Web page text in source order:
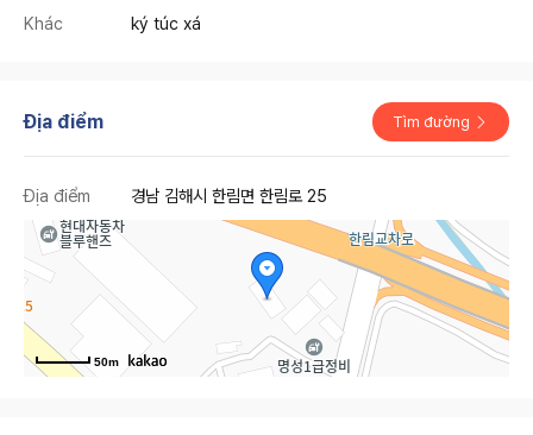
Khác ký túc xá
Địa điểm Tìm đường
Địa điểm 경남 김해시 한림면 한림로 25
50m